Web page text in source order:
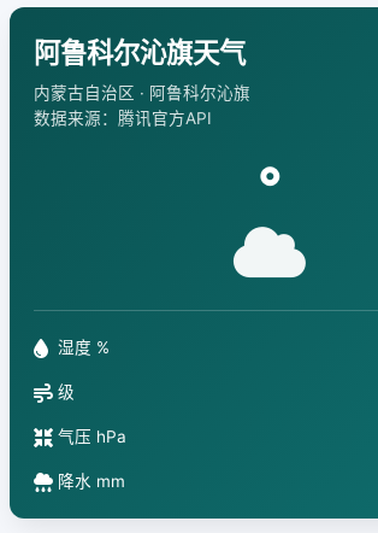
阿鲁科尔沁旗天气
内蒙古自治区 · 阿鲁科尔沁旗
数据来源：腾讯官方API
°
湿度 %
级
气压 hPa
降水 mm